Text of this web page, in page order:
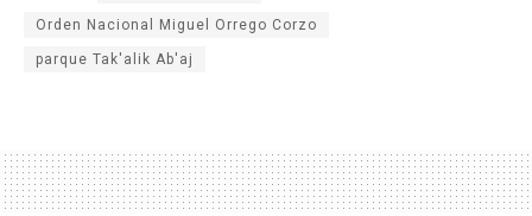
Orden Nacional Miguel Orrego Corzo
parque Tak'alik Ab'aj